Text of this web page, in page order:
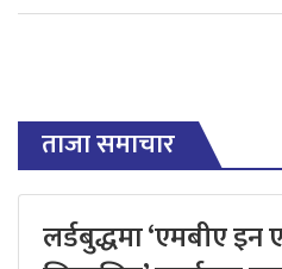
ताजा समाचार
लर्डबुद्धमा ‘एमबीए